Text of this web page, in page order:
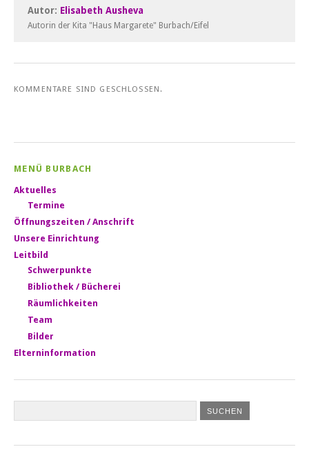
Autor: Elisabeth Ausheva
Autorin der Kita "Haus Margarete" Burbach/Eifel
KOMMENTARE SIND GESCHLOSSEN.
MENÜ BURBACH
Aktuelles
Termine
Öffnungszeiten / Anschrift
Unsere Einrichtung
Leitbild
Schwerpunkte
Bibliothek / Bücherei
Räumlichkeiten
Team
Bilder
Elterninformation